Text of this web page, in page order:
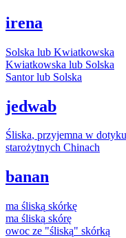
irena
Solska lub Kwiatkowska
Kwiatkowska lub Solska
Santor lub Solska
jedwab
Śliska, przyjemna w
starożytnych Chinach
banan
ma śliską skórkę
ma śliską skórę
owoc ze "śliską" skórką